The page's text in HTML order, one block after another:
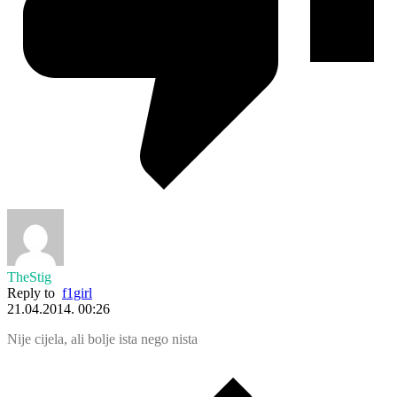
TheStig
Reply to f1girl
21.04.2014. 00:26
Nije cijela, ali bolje ista nego nista